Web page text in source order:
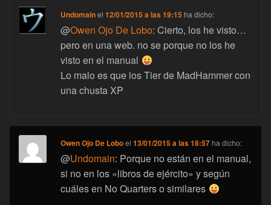
Undomainel12/01/2015 a las 19:15 ha dicho:
@Owen Ojo De Lobo: Cierto, los he visto…
pero en una web. no se porque no los he
visto en el manual
Lo malo es que los Tier de MadHammer con
una chusta XP
Owen Ojo De Loboel13/01/2015 a las 18:57 ha dicho:
@Undomain: Porque no están en el manual,
si no en los «libros de ejército» y según
cuáles en No Quarters o similares